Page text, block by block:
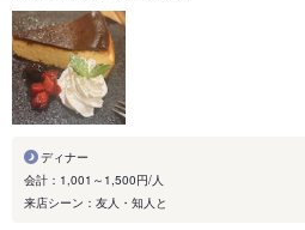
ディナー
会計：1,001～1,500円/人
来店シーン：友人・知人と